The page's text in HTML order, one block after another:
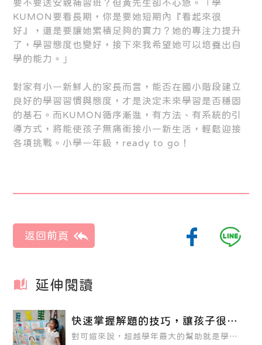
要不要送安親補習班？但黃先生卻不心急。「學
KUMON要看長期，你是要她短期內『看起來很
好』，還是要讓她累積足夠的實力？她的專注力提升
了，學習態度也變好，接下來我希望她可以培養出自
學的能力。」
對家有小一新鮮人的家長而言，能否在國小階段建立
良好的學習習慣與態度，才是決定未來學習是否穩固
的基石。而KUMON循序漸進，有方法、有系統的引
導方式，將能使孩子無痛銜接小一新生活，輕鬆迎接
各項挑戰。小學一年級，ready to go！
延伸閱讀
快速掌握解題的技巧，讓孩子很有
成就感！
對可媗來說，超越學年最大的幫助就是學校